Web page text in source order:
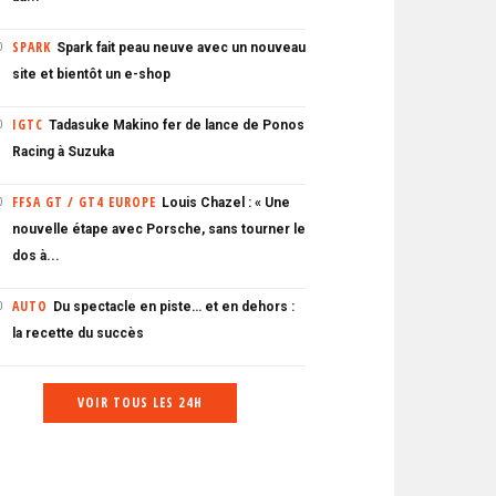
SPARK Spark fait peau neuve avec un nouveau
site et bientôt un e-shop
IGTC Tadasuke Makino fer de lance de Ponos
Racing à Suzuka
FFSA GT / GT4 EUROPE Louis Chazel : « Une
nouvelle étape avec Porsche, sans tourner le
dos à...
AUTO Du spectacle en piste… et en dehors :
la recette du succès
VOIR TOUS LES 24H